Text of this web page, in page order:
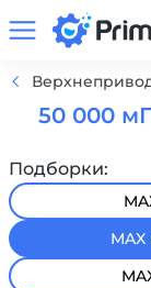
50 000
Подборки: